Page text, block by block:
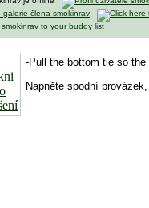
-Pull the bottom tie so
Napněte spodní